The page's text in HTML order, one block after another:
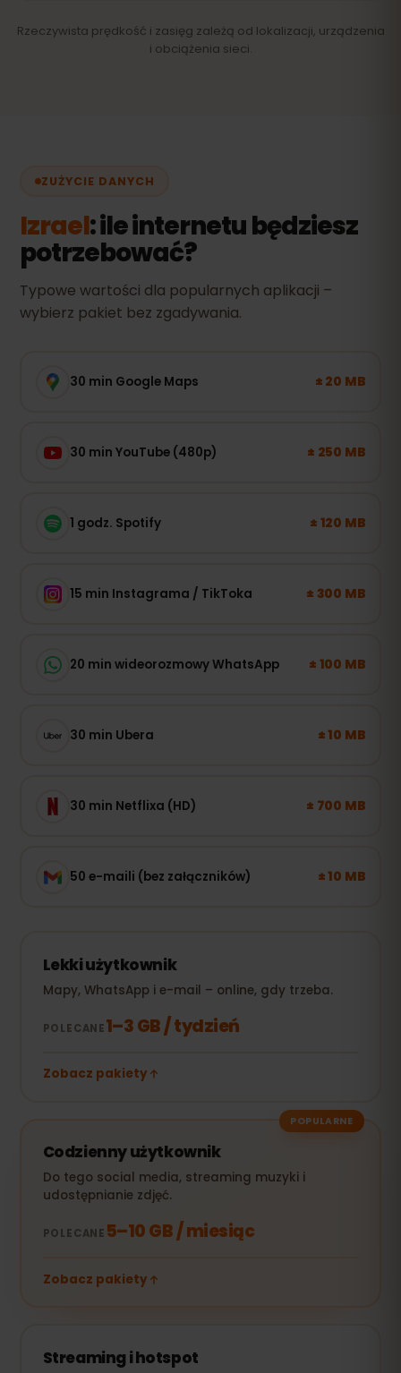
Rzeczywista prędkość i zasięg zależą od lokalizacji, urządzenia
i obciążenia sieci.
ZUŻYCIE DANYCH
Izrael: ile internetu będziesz
potrzebować?
Typowe wartości dla popularnych aplikacji –
wybierz pakiet bez zgadywania.
30 min Google Maps ± 20 MB
30 min YouTube (480p) ± 250 MB
1 godz. Spotify ± 120 MB
15 min Instagrama / TikToka ± 300 MB
20 min wideorozmowy WhatsApp ± 100 MB
30 min Ubera ± 10 MB
30 min Netflixa (HD) ± 700 MB
50 e-maili (bez załączników) ± 10 MB
Lekki użytkownik
Mapy, WhatsApp i e-mail – online, gdy trzeba.
POLECANE1–3 GB / tydzień
Zobacz pakiety
POPULARNE
Codzienny użytkownik
Do tego social media, streaming muzyki i
udostępnianie zdjęć.
POLECANE 5–10 GB / miesiąc
Zobacz pakiety
Streaming i hotspot